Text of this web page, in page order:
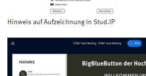
Hinweis auf Aufzeichnung in Stud.IP